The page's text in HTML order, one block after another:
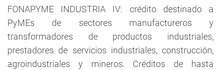
FONAPYME INDUSTRIA IV: crédito destinado a
PyMEs de sectores manufactureros y
transformadores de productos industriales,
prestadores de servicios industriales, construcción,
agroindustriales y mineros. Créditos de hasta